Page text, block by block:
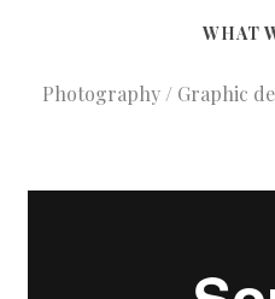
WHAT
Photography / Graphic